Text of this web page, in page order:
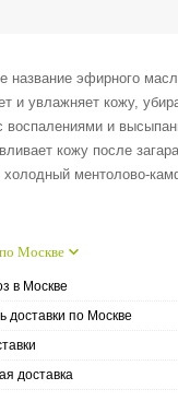
название эфирного
и увлажняет кожу,
воспалениями и
кожу после
ментолово-
по Москве
в Москве
доставки по Москве
доставка